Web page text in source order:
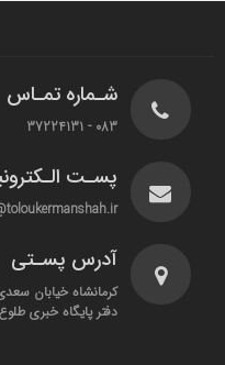
شـماره تمـاس
083 - 37224131
پسـت
آدرس پسـتی
دفتر پایگاه خبری